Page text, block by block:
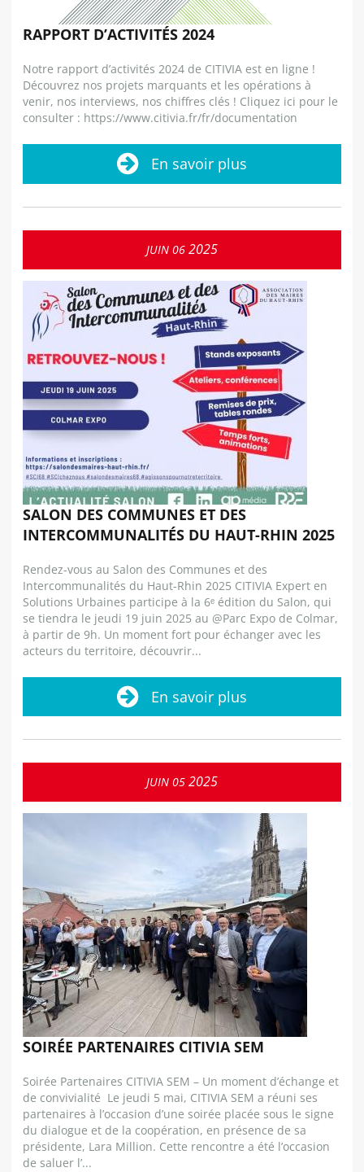
RAPPORT D’ACTIVITÉS 2024
Notre rapport d’activités 2024 de CITIVIA est en ligne !
Découvrez nos projets marquants et les opérations à
venir, nos interviews, nos chiffres clés ! Cliquez ici pour le
consulter : https://www.citivia.fr/fr/documentation
En savoir plus
JUIN 06 2025
SALON DES COMMUNES ET DES
INTERCOMMUNALITÉS DU HAUT-RHIN 2025
Rendez-vous au Salon des Communes et des
Intercommunalités du Haut-Rhin 2025 CITIVIA Expert en
Solutions Urbaines participe à la 6ᵉ édition du Salon, qui
se tiendra le jeudi 19 juin 2025 au @Parc Expo de Colmar,
à partir de 9h. Un moment fort pour échanger avec les
acteurs du territoire, découvrir...
En savoir plus
JUIN 05 2025
SOIRÉE PARTENAIRES CITIVIA SEM
Soirée Partenaires CITIVIA SEM – Un moment d’échange et
de convivialité Le jeudi 5 mai, CITIVIA SEM a réuni ses
partenaires à l’occasion d’une soirée placée sous le signe
du dialogue et de la coopération, en présence de sa
présidente, Lara Million. Cette rencontre a été l’occasion
de saluer l’...